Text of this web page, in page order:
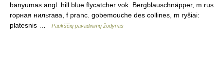
banyumas angl. hill blue flycatcher vok. Bergblauschnäpper, m rus.
горная нильтава, f pranc. gobemouche des collines, m ryšiai:
platesnis …
Paukščių pavadinimų žodynas